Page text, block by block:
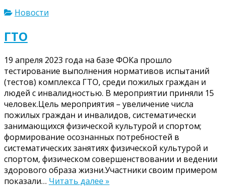
Новости
ГТО
19 апреля 2023 года на базе ФОКа прошло
тестирование выполнения нормативов испытаний
(тестов) комплекса ГТО, среди пожилых граждан и
людей с инвалидностью. В мероприятии приняли 15
человек.Цель мероприятия – увеличение числа
пожилых граждан и инвалидов, систематически
занимающихся физической культурой и спортом;
формирование осознанных потребностей в
систематических занятиях физической культурой и
спортом, физическом совершенствовании и ведении
здорового образа жизни.Участники своим примером
показали… Читать далее »